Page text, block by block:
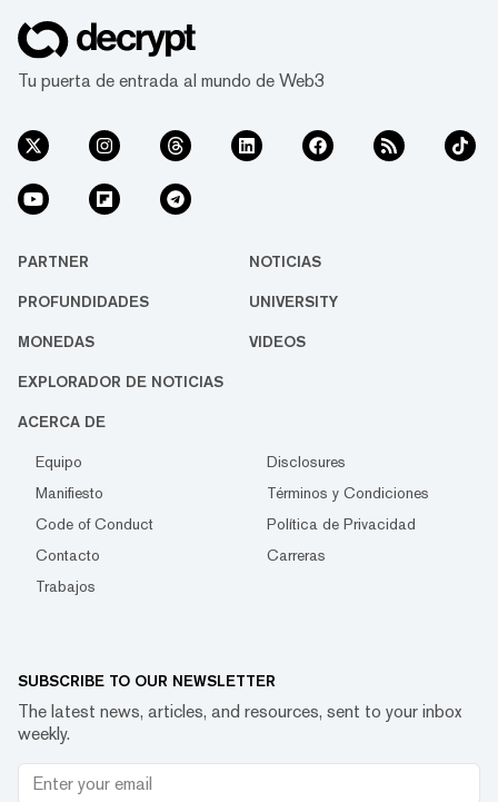
Tu puerta de entrada al mundo de Web3
PARTNER NOTICIAS
PROFUNDIDADES UNIVERSITY
MONEDAS VIDEOS
EXPLORADOR DE NOTICIAS
ACERCA DE
Equipo
Disclosures
Manifiesto
Términos y Condiciones
Code of Conduct
Política de Privacidad
Contacto
Carreras
Trabajos
SUBSCRIBE TO OUR NEWSLETTER
The latest news, articles, and resources, sent to your inbox
weekly.